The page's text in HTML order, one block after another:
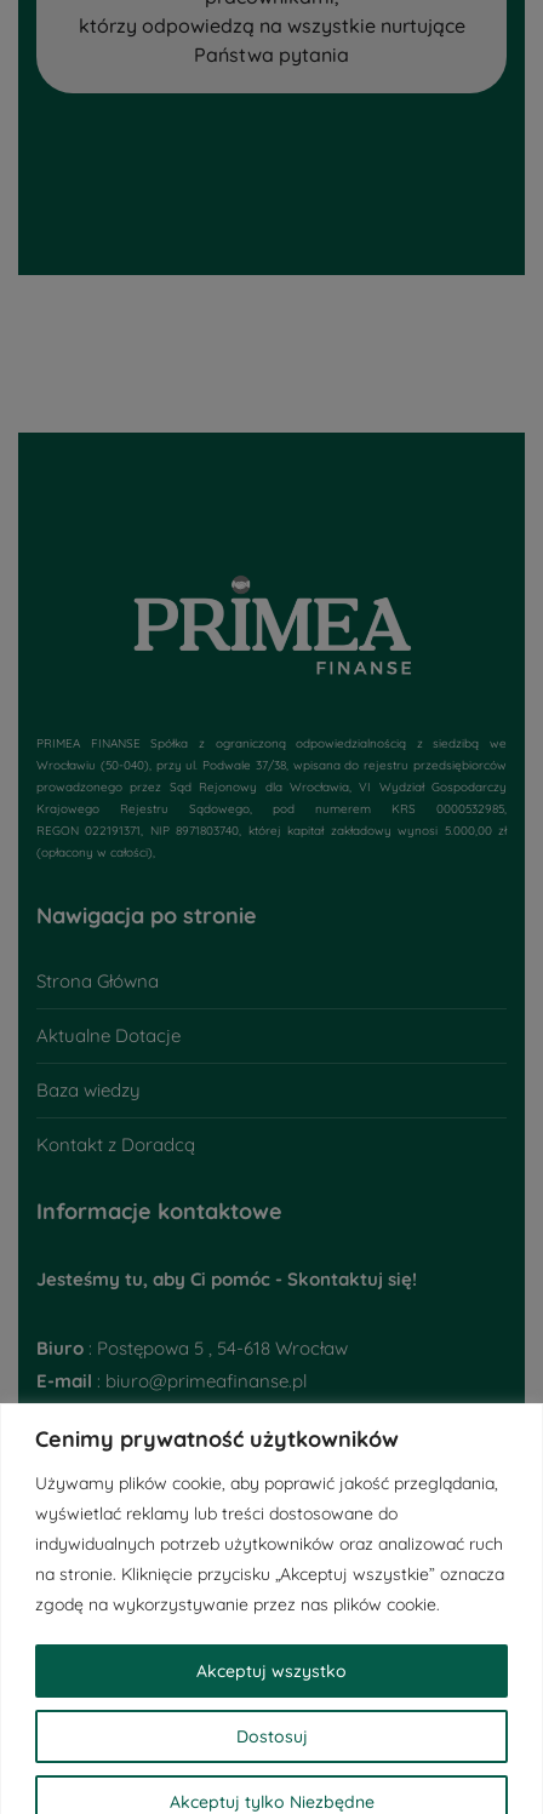
Cenimy prywatność użytkowników
Używamy plików cookie, aby poprawić jakość przeglądania,
wyświetlać reklamy lub treści dostosowane do
indywidualnych potrzeb użytkowników oraz analizować ruch
na stronie. Kliknięcie przycisku „Akceptuj wszystkie” oznacza
zgodę na wykorzystywanie przez nas plików cookie.
Dostosuj
Akceptuj tylko Niezbędne
Akceptuj wszystko
którzy odpowiedzą na wszystkie nurtujące
Państwa pytania
PRIMEA FINANSE Spółka z ograniczoną odpowiedzialnością z siedzibą we
Wrocławiu (50-040), przyul. Podwale 37/38, wpisana do rejestru przedsiębiorców
prowadzonego przez Sąd Rejonowy dla Wrocławia, VI Wydział Gospodarczy
Krajowego Rejestru Sądowego, pod numerem KRS 0000532985,
REGON 022191371, NIP 8971803740, której kapitał zakładowy wynosi 5.000,00 zł
(opłacony w całości),
Nawigacja po stronie
Strona Główna
Aktualne Dotacje
Baza wiedzy
Kontakt z Doradcą
Informacje kontaktowe
Jesteśmy tu, aby Ci pomóc - Skontaktuj się!
Biuro : Postępowa 5 , 54-618 Wrocław
E-mail : biuro@primeafinanse.pl
Ważne linki
Regulamin
Polityka Prywatności
Copyright © 2026 Primea Finanse - Dotacje Unijne. Powered
by WordPress